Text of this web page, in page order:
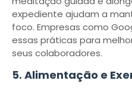
expediente ajudam a
foco. Empresas como
essas práticas para
seus colaboradores.
5. Alimentação e